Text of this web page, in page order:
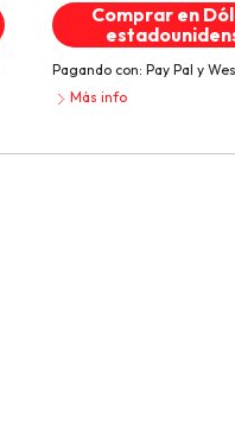
Comprar en
Pagando con: Pay Pal y
Más info